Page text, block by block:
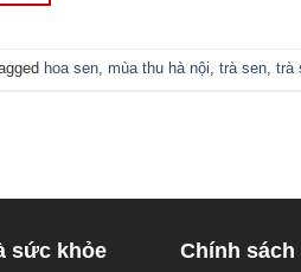
hoa sen, mùa thu hà nội, trà sen, trà
sức khỏe Chính sách